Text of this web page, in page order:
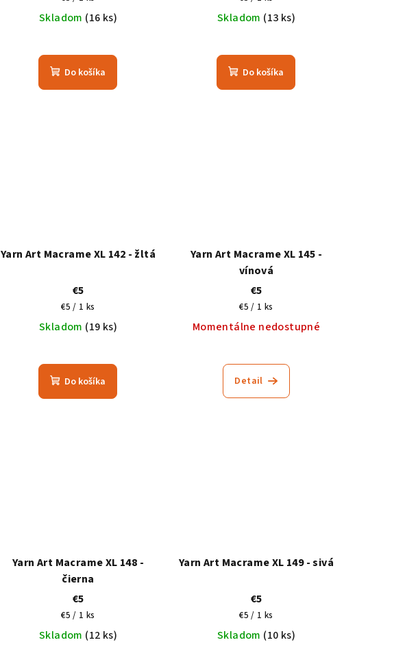
cena:
Skladom (16 ks)
Do košíka
cena:
Skladom (13 ks)
Do košíka
Yarn Art Macrame XL 142 - žltá
€5
Jednotková
cena:
€5 / 1 ks
Skladom (19 ks)
Do košíka
Yarn Art Macrame XL 145 -
vínová
€5
Jednotková
cena:
€5 / 1 ks
Momentálne nedostupné
Detail
Yarn Art Macrame XL 148 -
čierna
€5
Jednotková
cena:
€5 / 1 ks
Skladom (12 ks)
Yarn Art Macrame XL 149 - sivá
€5
Jednotková
cena:
€5 / 1 ks
Skladom (10 ks)